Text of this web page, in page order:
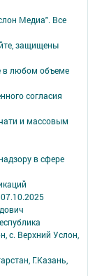
Медиа". Все
защищены
в любом объеме
согласия
и массовым
в сфере
с. Верхний Услон,
Г.Казань,